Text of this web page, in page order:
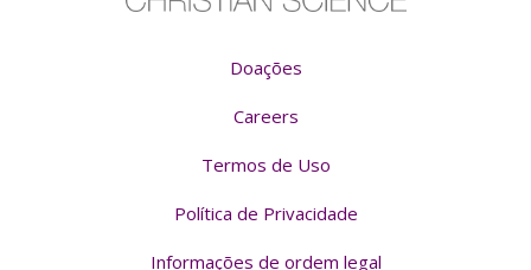
Doações
Careers
Termos de Uso
Política de Privacidade
Informações de ordem legal